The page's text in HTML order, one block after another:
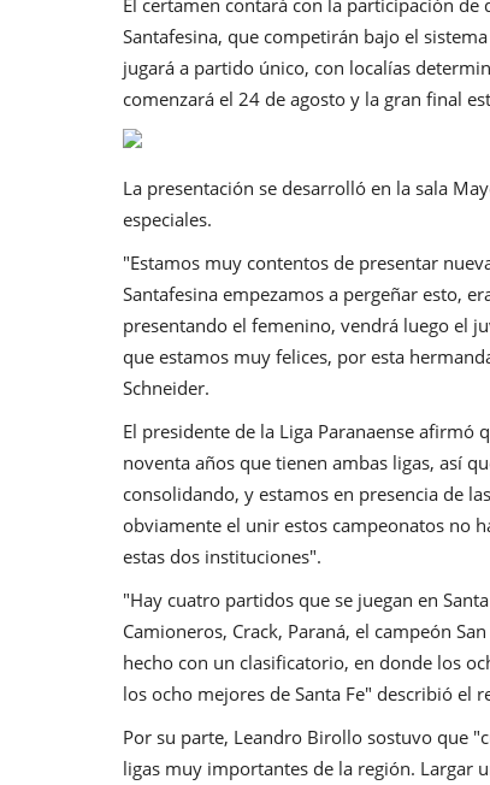
Santafesina, que competirán bajo el
jugará a partido único, con localías
comenzará el 24 de agosto y la gran final
La presentación se desarrolló en la sala
especiales.
"Estamos muy contentos de presentar
Santafesina empezamos a pergeñar esto,
presentando el femenino, vendrá luego el
que estamos muy felices, por esta
Schneider.
El presidente de la Liga Paranaense afirmó
noventa años que tienen ambas ligas, así
consolidando, y estamos en presencia de
obviamente el unir estos campeonatos no
estas dos instituciones".
"Hay cuatro partidos que se juegan en
Camioneros, Crack, Paraná, el campeón
hecho con un clasificatorio, en donde los
los ocho mejores de Santa Fe" describió el
Por su parte, Leandro Birollo sostuvo que
ligas muy importantes de la región. Largar